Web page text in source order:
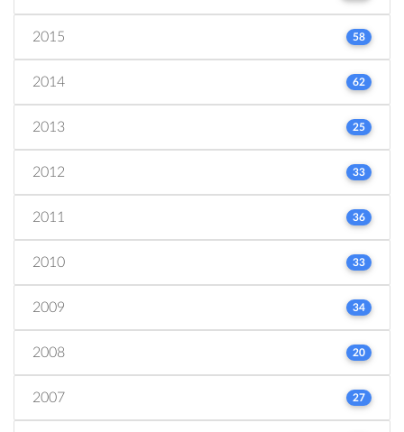
2015 58
2014 62
2013 25
2012 33
2011 36
2010 33
2009 34
2008 20
2007 27